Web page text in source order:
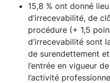
15,8 % ont donné
d’irrecevabilité, de
procédure (+ 1,5
d’irrecevabilité sont
de surendettement
l’entrée en vigueur
l’activité